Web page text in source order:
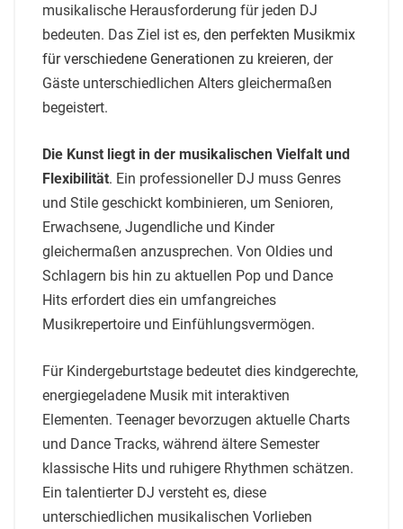
musikalische Herausforderung für jeden DJ
bedeuten. Das Ziel ist es, den perfekten Musikmix
für verschiedene Generationen zu kreieren, der
Gäste unterschiedlichen Alters gleichermaßen
begeistert.
Die Kunst liegt in der musikalischen Vielfalt und
Flexibilität. Ein professioneller DJ muss Genres
und Stile geschickt kombinieren, um Senioren,
Erwachsene, Jugendliche und Kinder
gleichermaßen anzusprechen. Von Oldies und
Schlagern bis hin zu aktuellen Pop und Dance
Hits erfordert dies ein umfangreiches
Musikrepertoire und Einfühlungsvermögen.
Für Kindergeburtstage bedeutet dies kindgerechte,
energiegeladene Musik mit interaktiven
Elementen. Teenager bevorzugen aktuelle Charts
und Dance Tracks, während ältere Semester
klassische Hits und ruhigere Rhythmen schätzen.
Ein talentierter DJ versteht es, diese
unterschiedlichen musikalischen Vorlieben